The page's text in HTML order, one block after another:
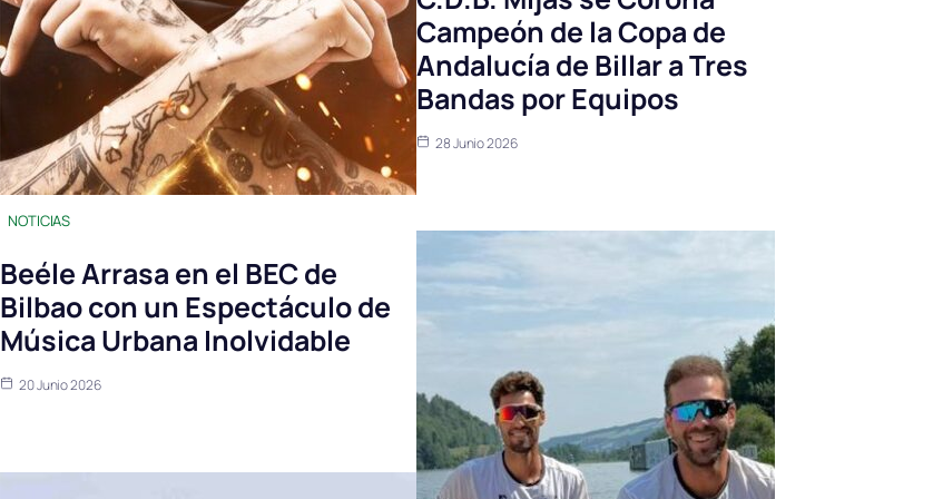
NOTICIAS
Beéle Arrasa en el BEC de
Bilbao con un Espectáculo de
Música Urbana Inolvidable
20 Junio 2026
Campeón de la Copa de
Andalucía de Billar a Tres
Bandas por Equipos
28 Junio 2026